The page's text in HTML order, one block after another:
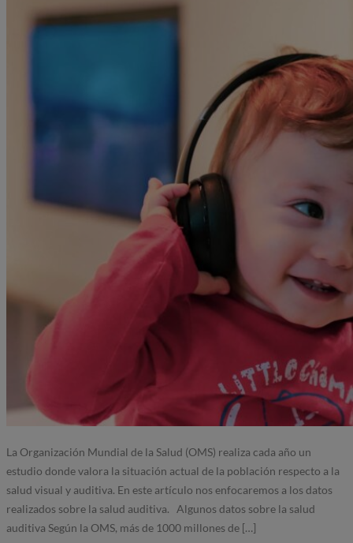
La Organización Mundial de la Salud (OMS) realiza cada año un
estudio donde valora la situación actual de la población respecto a la
salud visual y auditiva. En este artículo nos enfocaremos a los datos
realizados sobre la salud auditiva. Algunos datos sobre la salud
auditiva Según la OMS, más de 1000 millones de […]